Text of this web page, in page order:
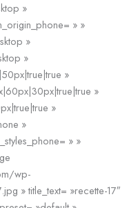
»
» »
»
»
»
»
»
»
» »
wp-
» title_text= »recette-17″